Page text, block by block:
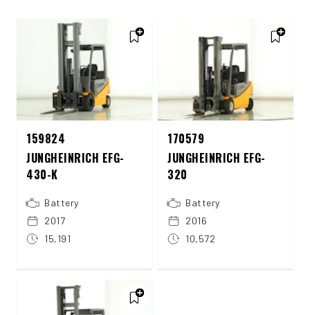
159824
JUNGHEINRICH EFG-
430-K
Battery
2017
15,191
170579
JUNGHEINRICH EFG-
320
Battery
2016
10,572